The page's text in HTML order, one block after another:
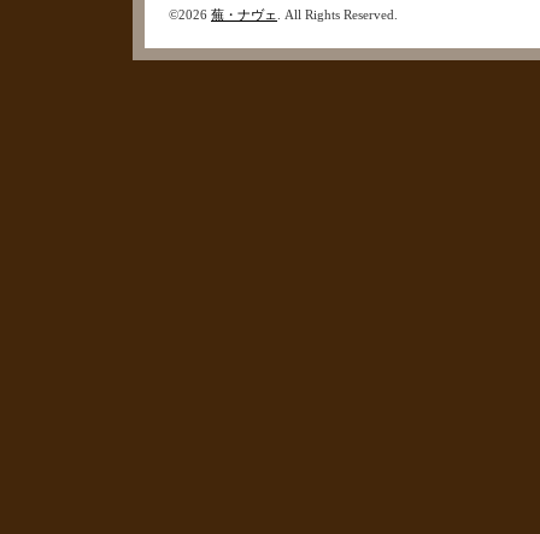
©2026 蕪・ナヴェ . All Rights Reserved.